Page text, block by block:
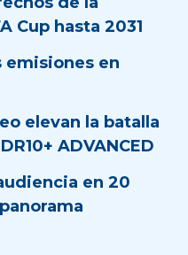
Cup hasta 2031
emisiones en
elevan la batalla
ADVANCED
en 20